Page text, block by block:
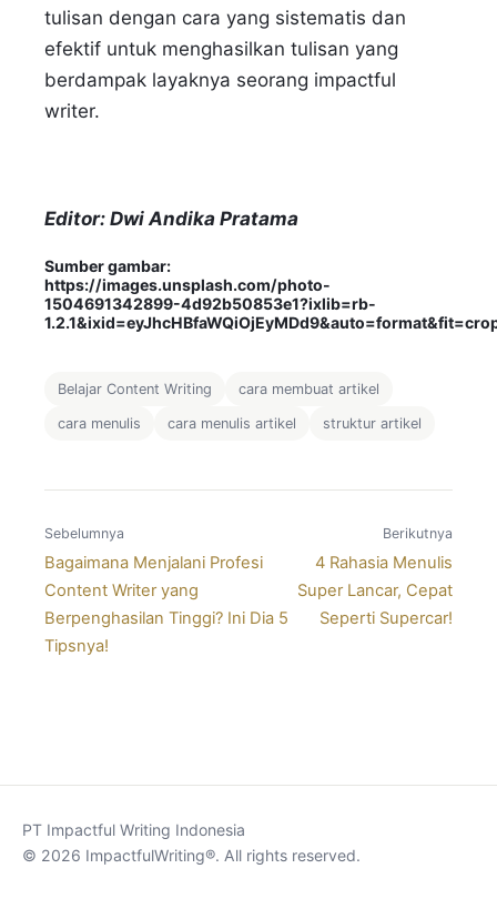
tulisan dengan cara yang sistematis dan
efektif untuk menghasilkan tulisan yang
berdampak layaknya seorang impactful
writer.
Editor: Dwi Andika Pratama
Sumber gambar:
https://images.unsplash.com/photo-
1504691342899-4d92b50853e1?ixlib=rb-
Belajar Content Writing cara membuat artikel
cara menulis cara menulis artikel struktur artikel
Sebelumnya
Bagaimana Menjalani Profesi
Content Writer yang
Berpenghasilan Tinggi? Ini Dia 5
Tipsnya!
Berikutnya
4 Rahasia Menulis
Super Lancar, Cepat
Seperti Supercar!
PT Impactful Writing Indonesia
© 2026 ImpactfulWriting®. All rights reserved.